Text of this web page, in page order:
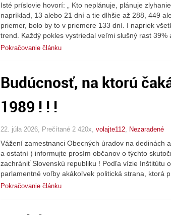
Isté príslovie hovorí: „ Kto neplánuje, plánuje
napríklad, 13 alebo 21 dní a tie dlhšie až 288, 449
priemer, bolo by to v priemere 133 dní. I napriek
trend. Každý pokles vystriedal veľmi slušný rast
Pokračovanie článku
Budúcnosť, na ktorú
1989 ! ! !
22. júla 2026, Prečítané 2 420x, volajte112, Nezaradené
Vážení zamestnanci Obecných úradov na dedinách
a ostatní ) informujte prosím občanov o týchto
zachrániť Slovenskú republiku ! Podľa vízie Inštitútu
parlamentné voľby akákoľvek politická strana, ktorá
Pokračovanie článku